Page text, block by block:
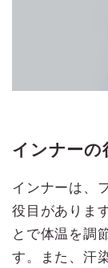
インナーの
インナーは、
役目がありま
とで体温を調
す。また、汗